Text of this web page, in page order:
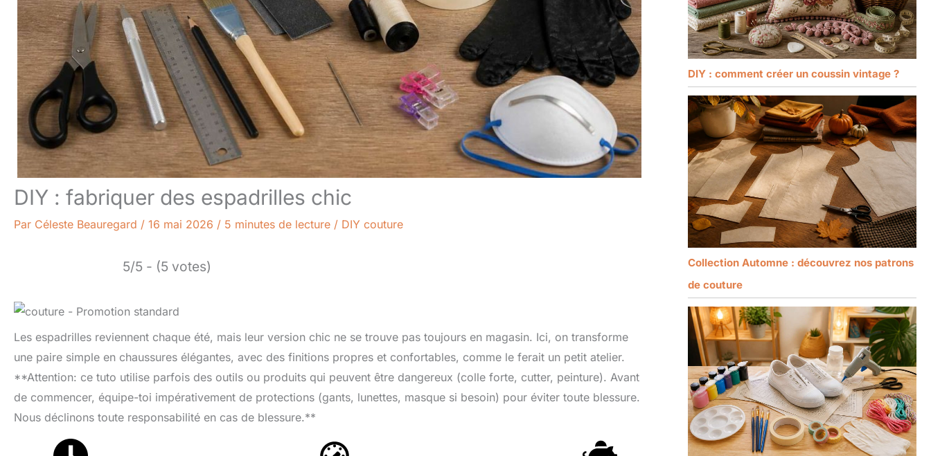
DIY : fabriquer des espadrilles chic
Par Céleste Beauregard / 16 mai 2026 / 5 minutes de lecture / DIY couture
5/5 - (5 votes)
Les espadrilles reviennent chaque été, mais leur version chic ne se trouve pas toujours en magasin. Ici, on transforme
une paire simple en chaussures élégantes, avec des finitions propres et confortables, comme le ferait un petit atelier.
**Attention: ce tuto utilise parfois des outils ou produits qui peuvent être dangereux (colle forte, cutter, peinture). Avant
de commencer, équipe-toi impérativement de protections (gants, lunettes, masque si besoin) pour éviter toute blessure.
Nous déclinons toute responsabilité en cas de blessure.**
DIY : comment créer un coussin vintage ?
Collection Automne : découvrez nos patrons
de couture